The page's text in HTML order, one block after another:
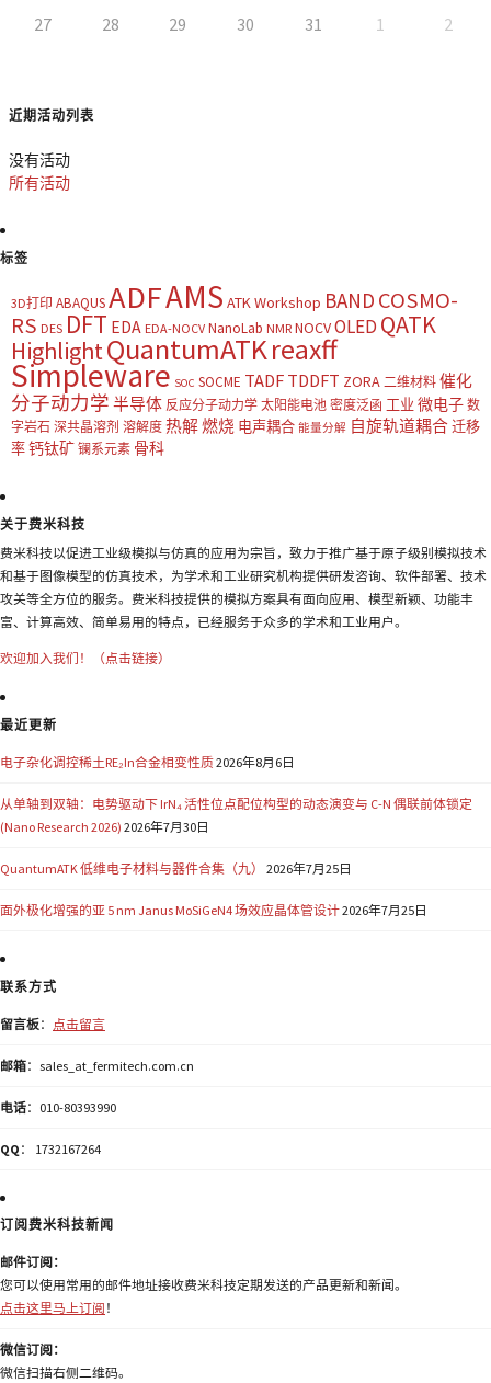
27 28 29 30 31 1 2
近期活动列表
没有活动
所有活动
标签
3D打印 ABAQUSADFAMS ATK Workshop BAND COSMO-
RS DES DFT EDA EDA-NOCV NanoLab NMR NOCVOLED QATK
HighlightQuantumATKreaxff
Simpleware SOC SOCME TADF TDDFT ZORA 二维材料 催化
分子动力学 半导体 反应分子动力学 太阳能电池 密度泛函 工业 微电子 数
字岩石 深共晶溶剂 溶解度 热解燃烧 电声耦合 能量分解 自旋轨道耦合迁移
率钙钛矿 镧系元素 骨科
关于费米科技
费米科技以促进工业级模拟与仿真的应用为宗旨，致力于推广基于原子级别模拟技术
和基于图像模型的仿真技术，为学术和工业研究机构提供研发咨询、软件部署、技术
攻关等全方位的服务。费米科技提供的模拟方案具有面向应用、模型新颖、功能丰
富、计算高效、简单易用的特点，已经服务于众多的学术和工业用户。
欢迎加入我们！（点击链接）
最近更新
电子杂化调控稀土RE₂In合金相变性质2026年8月6日
从单轴到双轴：电势驱动下 IrN₄ 活性位点配位构型的动态演变与 C-N 偶联前体锁定
(Nano Research 2026) 2026年7月30日
QuantumATK 低维电子材料与器件合集（九） 2026年7月25日
面外极化增强的亚 5 nm Janus MoSiGeN4 场效应晶体管设计2026年7月25日
联系方式
留言板： 点击留言
邮箱：sales_at_fermitech.com.cn
电话：010-80393990
QQ ： 1732167264
订阅费米科技新闻
邮件订阅：
您可以使用常用的邮件地址接收费米科技定期发送的产品更新和新闻。
点击这里马上订阅 ！
微信订阅：
微信扫描右侧二维码。